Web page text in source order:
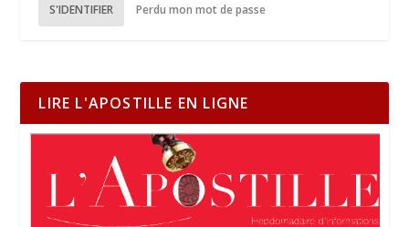
S'IDENTIFIER Perdu mon mot de passe
LIRE L'APOSTILLE EN LIGNE